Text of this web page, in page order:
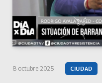
8 octubre 2025 CIUDAD